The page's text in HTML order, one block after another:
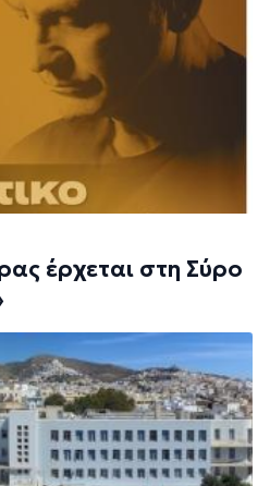
έρχεται στη Σύρο